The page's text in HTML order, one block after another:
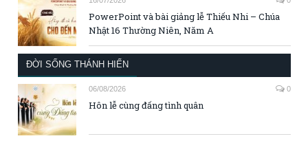
PowerPoint và bài giảng lễ Thiếu Nhi – Chúa
Nhật 16 Thường Niên, Năm A
ĐỜI SỐNG THÁNH HIẾN
06/08/2026 0
Hôn lễ cùng đấng tình quân